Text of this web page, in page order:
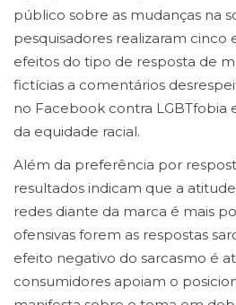
público sobre as mudanças na
pesquisadores realizaram cinco
efeitos do tipo de resposta de
fictícias a comentários
no Facebook contra LGBTfobia
da equidade racial.
Além da preferência por
resultados indicam que a
redes diante da marca é mais
ofensivas forem as respostas
efeito negativo do sarcasmo é
consumidores apoiam o